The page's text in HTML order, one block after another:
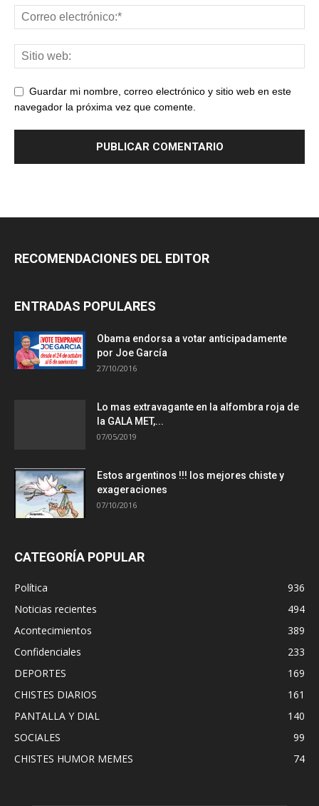
Guardar mi nombre, correo electrónico y sitio web en este
navegador la próxima vez que comente.
RECOMENDACIONES DEL EDITOR
ENTRADAS POPULARES
Obama endorsa a votar anticipadamente
por Joe García
27/10/2016
Lo mas extravagante en la alfombra roja de
la GALA MET,...
07/05/2019
Estos argentinos !!! los mejores chiste y
exageraciones
07/10/2016
CATEGORÍA POPULAR
Política
936
Noticias recientes
494
Acontecimientos
389
Confidenciales
233
DEPORTES
169
CHISTES DIARIOS
161
PANTALLA Y DIAL
140
SOCIALES
99
CHISTES HUMOR MEMES
74